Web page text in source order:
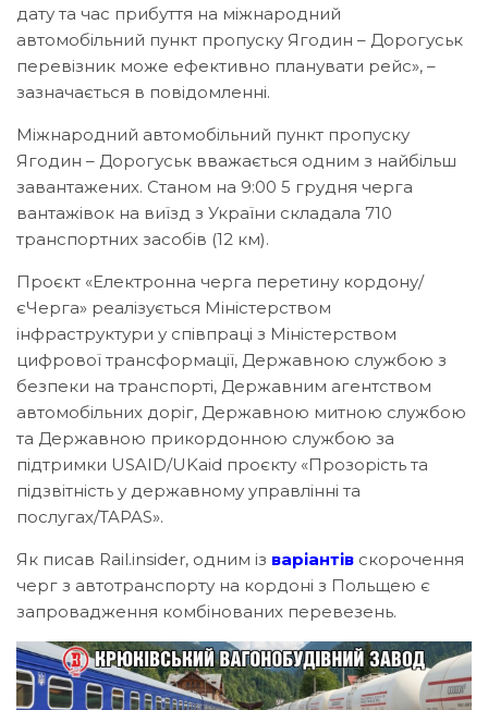
дату та час прибуття на міжнародний
автомобільний пункт пропуску Ягодин – Дорогуськ
перевізник може ефективно планувати рейс», –
зазначається в повідомленні.
Міжнародний автомобільний пункт пропуску
Ягодин – Дорогуськ вважається одним з найбільш
завантажених. Станом на 9:00 5 грудня черга
вантажівок на виїзд з України складала 710
транспортних засобів (12 км).
Проєкт «Електронна черга перетину кордону/
єЧерга» реалізується Міністерством
інфраструктури у співпраці з Міністерством
цифрової трансформації, Державною службою з
безпеки на транспорті, Державним агентством
автомобільних доріг, Державною митною службою
та Державною прикордонною службою за
підтримки USAID/UKaid проєкту «Прозорість та
підзвітність у державному управлінні та
послугах/TAPAS».
Як писав Rail.insider, одним із варіантів скорочення
черг з автотранспорту на кордоні з Польщею є
запровадження комбінованих перевезень.